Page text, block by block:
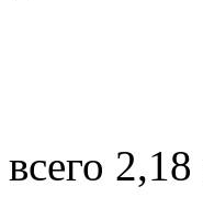
всего